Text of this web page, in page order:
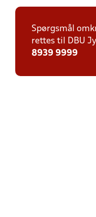
Spørgsmål
rettes til DBU
8939 9999